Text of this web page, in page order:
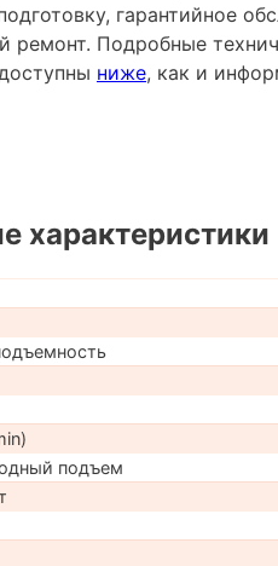
гарантийное
ремонт. Подробные
ниже, как и
характеристики
подъем